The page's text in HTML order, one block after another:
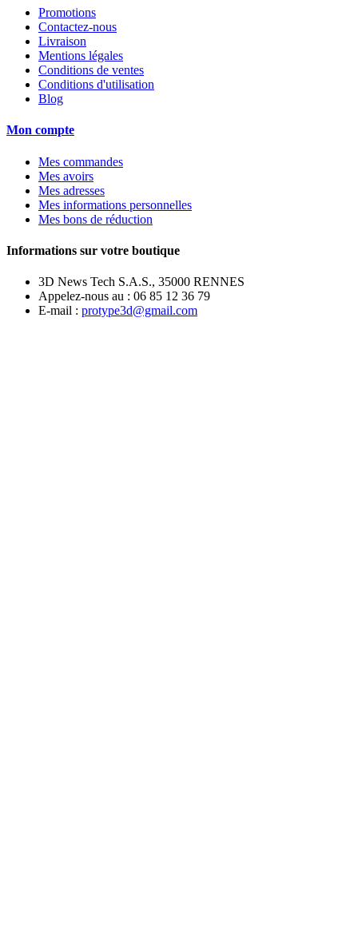
Promotions
Contactez-nous
Livraison
Mentions légales
Conditions de ventes
Conditions d'utilisation
Blog
Mon compte
Mes commandes
Mes avoirs
Mes adresses
Mes informations personnelles
Mes bons de réduction
Informations sur votre boutique
3D News Tech S.A.S., 35000 RENNES
Appelez-nous au : 06 85 12 36 79
E-mail : protype3d@gmail.com